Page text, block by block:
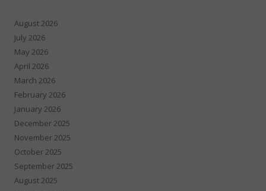
August 2026
July 2026
May 2026
April 2026
March 2026
February 2026
January 2026
December 2025
November 2025
October 2025
September 2025
August 2025